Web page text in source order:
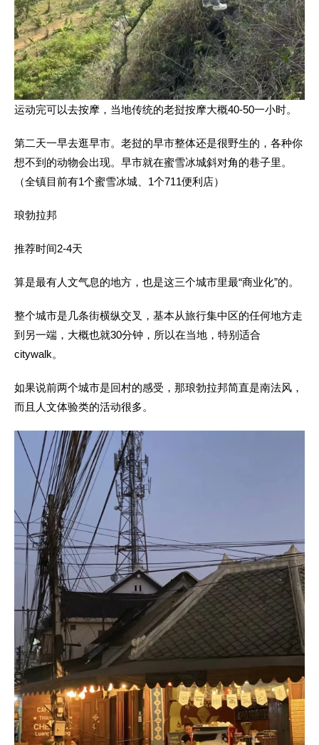
运动完可以去按摩，当地传统的老挝按摩大概40-50一小时。
第二天一早去逛早市。老挝的早市整体还是很野生的，各种你
想不到的动物会出现。早市就在蜜雪冰城斜对角的巷子里。
（全镇目前有1个蜜雪冰城、1个711便利店）
琅勃拉邦
推荐时间2-4天
算是最有人文气息的地方，也是这三个城市里最“商业化”的。
整个城市是几条街横纵交叉，基本从旅行集中区的任何地方走
到另一端，大概也就30分钟，所以在当地，特别适合
citywalk。
如果说前两个城市是回村的感受，那琅勃拉邦简直是南法风，
而且人文体验类的活动很多。